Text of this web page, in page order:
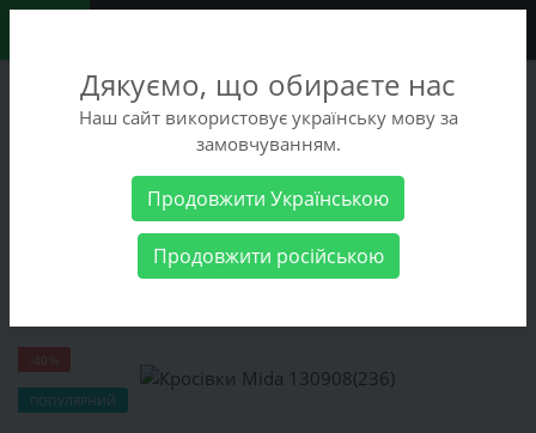
+38 (068) 486-90-09
+38 (093) 486-90-09
Чоловічі товари Чоловіче взуття Кросівки Mida 130908(236)
Кросівки Mida 130908(236)
ПОПУЛЯРНИЙ
Дякуємо, що обираєте нас
Наш сайт використовує українську мову за
замовчуванням.
Продовжити Українською
Продовжити російською